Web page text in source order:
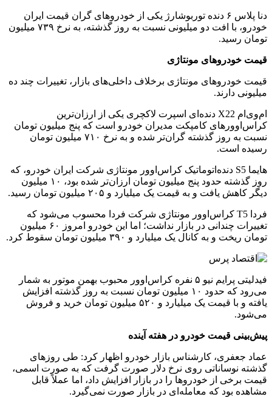
دنا پلاس ۶ دنده توربوشارژ یکی از خودروهای گران قیمت ایران
خودرو، با افت دو میلیونی نسبت به روز گذشته، به نرخ ۷۳۹ میلیون
تومان رسید.
قیمت خودروهای مونتاژی
قیمت خودروهای مونتاژی برخلاف داخلی‌های بازار، تغییرات چند ده
میلیونی دارند.
ام‌وی‌ام X22 دنده‌ای اسپرت لاکچری یکی از ارزان‌ترین
کراس‌اوورهای کامپکت مدیران خودرو است که پنج میلیون تومان
نسبت به روز گذشته گران‌تر شده و به نرخ ۷۱۰ میلیون تومان
رسیده است.
هایما S5 دنده‌اتوماتیک کراس‌اوور مونتاژی شرکت ایران خودرو، که
روز گذشته حدود پنج میلیون تومان ارزان‌تر شده بود، ۱۰ میلیون
دیگر کاهش یافت و به قیمت یک میلیارد و ۲۰۵ میلیون تومان رسید.
فردا T5 کراس‌اوور مونتاژی شرکت فردا محسوب می‌شود که
تغییرات چندانی در بازار نداشت؛ اما این خودرو امروز ۶۰ میلیون
تومان ریخت و به کانال یک میلیارد و ۳۹۰ میلیون تومان سقوط کرد.
فیدلیتی پرایم نیو ۵ نفره کراس‌اوور محبوب بهمن موتور به شمار
می‌رود که حدود ۱۰ میلیون تومان نسبت به روز گذشته افزایش
یافته و با قیمت یک میلیارد و ۵۲۰ میلیون تومان خرید و فروش
می‌شود.
پیش‌بینی قیمت خودرو در هفته آینده
عماد جعفری، کارشناس بازار خودرو اظهار کرد: طی روزهای
گذشته نوساناتی روی نرخ دلار صورت گرفت که به صورت اسمی،
قیمت برخی از خودروها را در بازار افزایش داد، اما عملاً قابل
مشاهده بود که معامله‌ای در بازار صورت نمی‌گیرد.